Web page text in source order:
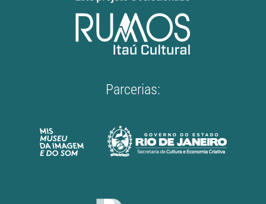
Parcerias: